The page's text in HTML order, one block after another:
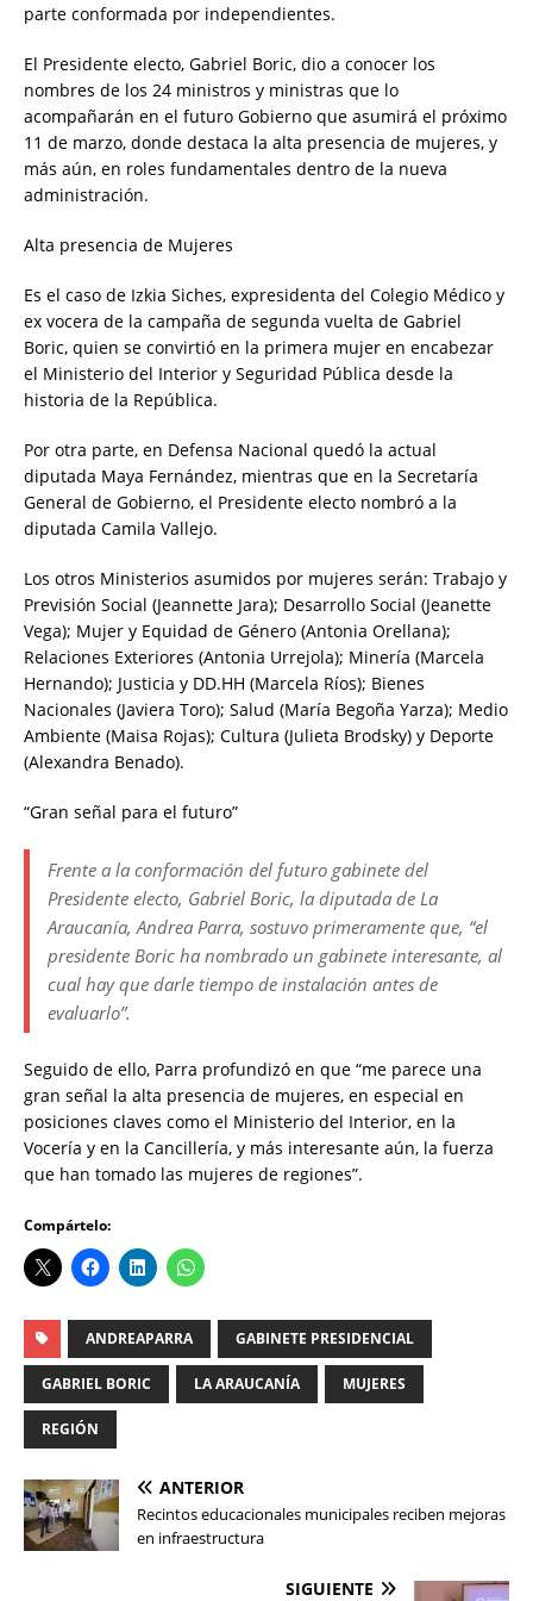
parte conformada por independientes.
El Presidente electo, Gabriel Boric, dio a conocer los
nombres de los 24 ministros y ministras que lo
acompañarán en el futuro Gobierno que asumirá el próximo
11 de marzo, donde destaca la alta presencia de mujeres, y
más aún, en roles fundamentales dentro de la nueva
administración.
Alta presencia de Mujeres
Es el caso de Izkia Siches, expresidenta del Colegio Médico y
ex vocera de la campaña de segunda vuelta de Gabriel
Boric, quien se convirtió en la primera mujer en encabezar
el Ministerio del Interior y Seguridad Pública desde la
historia de la República.
Por otra parte, en Defensa Nacional quedó la actual
diputada Maya Fernández, mientras que en la Secretaría
General de Gobierno, el Presidente electo nombró a la
diputada Camila Vallejo.
Los otros Ministerios asumidos por mujeres serán: Trabajo y
Previsión Social (Jeannette Jara); Desarrollo Social (Jeanette
Vega); Mujer y Equidad de Género (Antonia Orellana);
Relaciones Exteriores (Antonia Urrejola); Minería (Marcela
Hernando); Justicia y DD.HH (Marcela Ríos); Bienes
Nacionales (Javiera Toro); Salud (María Begoña Yarza); Medio
Ambiente (Maisa Rojas); Cultura (Julieta Brodsky) y Deporte
(Alexandra Benado).
“Gran señal para el futuro”
Frente a la conformación del futuro gabinete del
Presidente electo, Gabriel Boric, la diputada de La
Araucanía, Andrea Parra, sostuvo primeramente que, “el
presidente Boric ha nombrado un gabinete interesante, al
cual hay que darle tiempo de instalación antes de
evaluarlo”.
Seguido de ello, Parra profundizó en que “me parece una
gran señal la alta presencia de mujeres, en especial en
posiciones claves como el Ministerio del Interior, en la
Vocería y en la Cancillería, y más interesante aún, la fuerza
que han tomado las mujeres de regiones”.
Compártelo:
ANDREAPARRA GABINETE PRESIDENCIAL
GABRIEL BORIC LA ARAUCANÍA MUJERES
REGIÓN
ANTERIOR
Recintos educacionales municipales reciben mejoras
en infraestructura
SIGUIENTE